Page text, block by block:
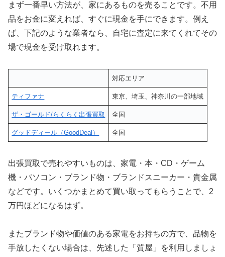
まず一番早い方法が、家にあるものを売ることです。不用
品をお金に変えれば、すぐに現金を手にできます。例え
ば、下記のような業者なら、自宅に査定に来てくれてその
場で現金を受け取れます。
対応エリア
ティファナ 東京、埼玉、神奈川の一部地域
ザ・ゴールド/らくらく出張買取 全国
グッドディール（GoodDeal） 全国
出張買取で売れやすいものは、家電・本・CD・ゲーム
機・パソコン・ブランド物・ブランドスニーカー・貴金属
などです。いくつかまとめて買い取ってもらうことで、2
万円ほどになるはず。
またブランド物や価値のある家電をお持ちの方で、品物を
手放したくない場合は、先述した「質屋」を利用しましょ